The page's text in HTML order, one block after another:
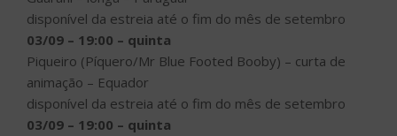
disponível da estreia até o fim do mês de setembro
03/09 – 19:00 – quinta
Piqueiro (Píquero/Mr Blue Footed Booby) – curta de
animação – Equador
disponível da estreia até o fim do mês de setembro
03/09 – 19:00 – quinta